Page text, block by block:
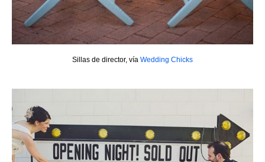
Sillas de director, vía Wedding Chicks